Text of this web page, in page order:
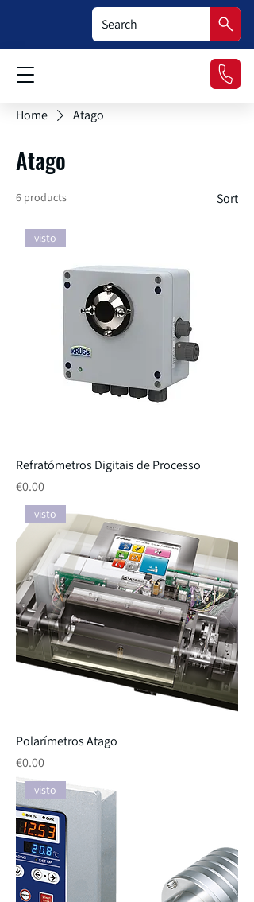
Home Atago
Atago
6 products Sort
visto
Refratómetros Digitais de Processo
Price
€0.00
visto
Polarímetros Atago
Price
€0.00
visto